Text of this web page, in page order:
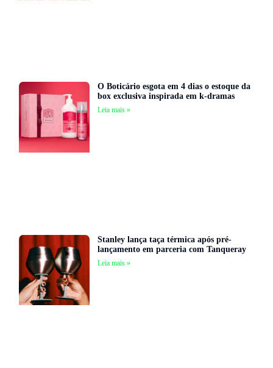
O Boticário esgota em 4 dias o estoque da
box exclusiva inspirada em k-dramas
Leia mais »
Stanley lança taça térmica após pré-
lançamento em parceria com Tanqueray
Leia mais »